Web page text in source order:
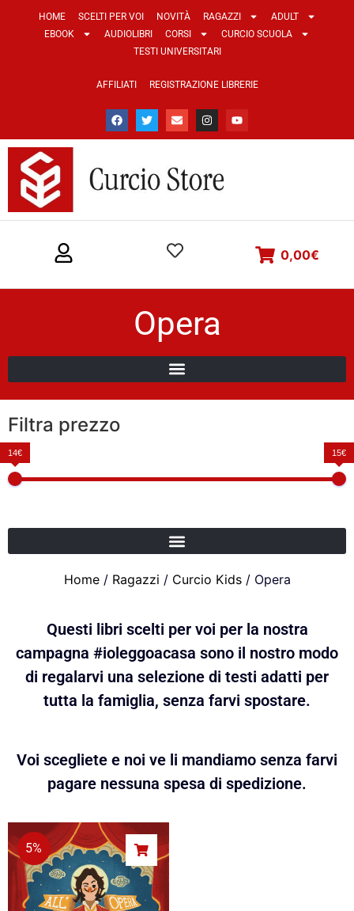
HOME SCELTI PER VOI NOVITÀ RAGAZZI
ADULT
EBOOK
AUDIOLIBRI CORSI
CURCIO SCUOLA
TESTI UNIVERSITARI
AFFILIATI REGISTRAZIONE LIBRERIE
0,00€
Opera
Filtra prezzo
14€ 15€
Home/ Ragazzi / Curcio Kids/ Opera
Questi libri scelti per voi per la nostra
campagna #ioleggoacasa sono il nostro modo
di regalarvi una selezione di testi adatti per
tutta la famiglia, senza farvi spostare.
Voi scegliete e noi ve li mandiamo senza farvi
pagare nessuna spesa di spedizione.
5%